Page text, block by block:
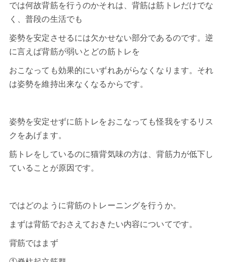
では何故背筋を行うのかそれは、背筋は筋トレだけでな
く、普段の生活でも
姿勢を安定させるには欠かせない部分であるのです。逆
に言えば背筋が弱いとどの筋トレを
おこなっても効果的にいずれあがらなくなります。それ
は姿勢を維持出来なくなるからです。
姿勢を安定せずに筋トレをおこなっても怪我をするリス
クをあげます。
筋トレをしているのに猫背気味の方は、背筋力が低下し
ていることが原因です。
ではどのように背筋のトレーニングを行うか。
まずは背筋でおさえておきたい内容についてです。
背筋ではまず